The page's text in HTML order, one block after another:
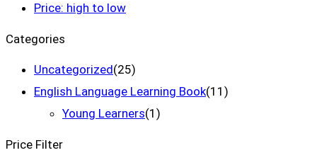
Price: high to low
Categories
Uncategorized(25)
English Language Learning Book(11)
Young Learners(1)
Price Filter